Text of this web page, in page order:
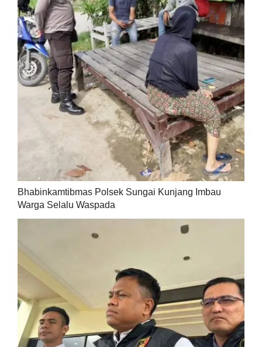
Bhabinkamtibmas Polsek Sungai Kunjang Imbau
Warga Selalu Waspada